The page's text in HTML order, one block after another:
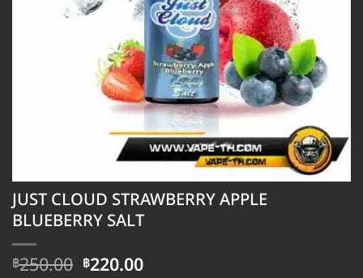
JUST CLOUD STRAWBERRY APPLE
BLUEBERRY SALT
฿250.00 Original
฿220.00Current